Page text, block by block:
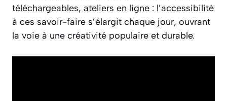
téléchargeables, ateliers en ligne : l’accessibilité
à ces savoir-faire s’élargit chaque jour, ouvrant
la voie à une créativité populaire et durable.